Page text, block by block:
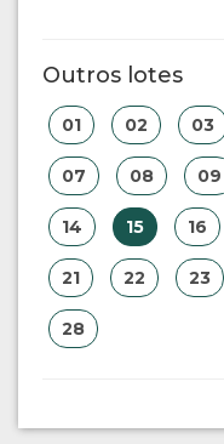
Outros lotes
01 02 03
07 08 09
14 15 16
21 22 23
28